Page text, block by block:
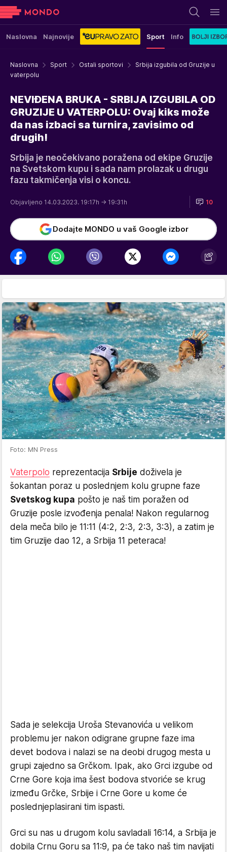
Naslovna Najnovije Sport Info
Naslovna Sport Ostali sportovi
Srbija izgubila od Gruzije u
vaterpolu
NEVIĐENA BRUKA - SRBIJA IZGUBILA OD
GRUZIJE U VATERPOLU: Ovaj kiks može
da nas izbaci sa turnira, zavisimo od
drugih!
Srbija je neočekivano poražena od ekipe Gruzije
na Svetskom kupu i sada nam prolazak u drugu
fazu takmičenja visi o koncu.
Objavljeno 14.03.2023. 19:17h → 19:31h 10
Dodajte MONDO u vaš Google izbor
Foto: MN Press
Vaterpolo reprezentacija Srbije doživela je
šokantan poraz u poslednjem kolu grupne faze
Svetskog kupa pošto je naš tim poražen od
Gruzije posle izvođenja penala! Nakon regularnog
dela meča bilo je 11:11 (4:2, 2:3, 2:3, 3:3), a zatim je
tim Gruzije dao 12, a Srbija 11 peteraca!
Sada je selekcija Uroša Stevanovića u velikom
problemu jer nakon odigrane grupne faze ima
devet bodova i nalazi se na deobi drugog mesta u
grupi zajedno sa Grčkom. Ipak, ako Grci izgube od
Crne Gore koja ima šest bodova stvoriće se krug
između Grčke, Srbije i Crne Gore u kome će
poslednjeplasirani tim ispasti.
Grci su nas u drugom kolu savladali 16:14, a Srbija je
dobila Crnu Goru sa 11:9, pa će tako naš tim navijati